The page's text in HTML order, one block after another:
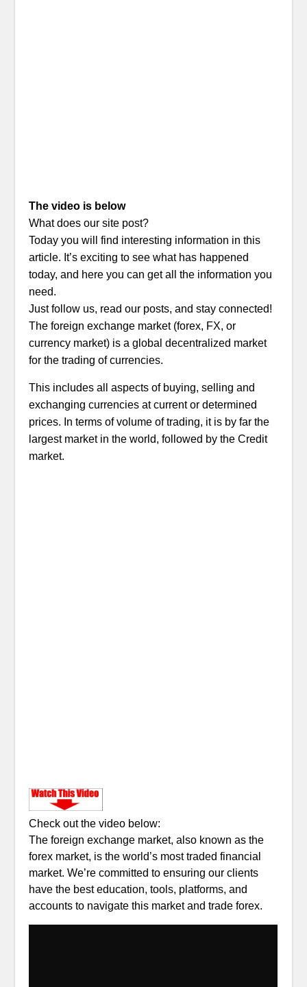
The video is below
What does our site post?
Today you will find interesting information in this
article. It’s exciting to see what has happened
today, and here you can get all the information you
need.
Just follow us, read our posts, and stay connected!
The foreign exchange market (forex, FX, or
currency market) is a global decentralized market
for the trading of currencies.
This includes all aspects of buying, selling and
exchanging currencies at current or determined
prices. In terms of volume of trading, it is by far the
largest market in the world, followed by the Credit
market.
Check out the video below:
The foreign exchange market, also known as the
forex market, is the world’s most traded financial
market. We’re committed to ensuring our clients
have the best education, tools, platforms, and
accounts to navigate this market and trade forex.